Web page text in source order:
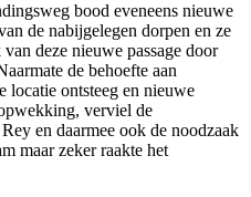
bood eveneens nieuwe
de nabijgelegen dorpen en ze
deze nieuwe passage door
de behoefte aan
locatie ontsteeg en nieuwe
verviel de
en daarmee ook de noodzaak
maar zeker raakte het